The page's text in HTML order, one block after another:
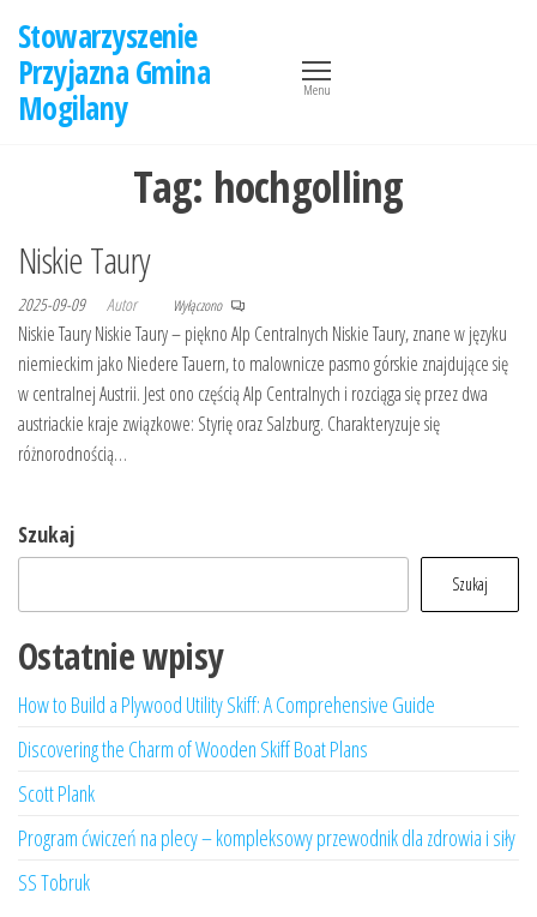
treści
Stowarzyszenie
Przyjazna Gmina
Mogilany
Menu
Tag: hochgolling
Niskie Taury
2025-09-09 Autor Wyłączono
Niskie Taury Niskie Taury – piękno Alp Centralnych Niskie Taury, znane w języku
niemieckim jako Niedere Tauern, to malownicze pasmo górskie znajdujące się
w centralnej Austrii. Jest ono częścią Alp Centralnych i rozciąga się przez dwa
austriackie kraje związkowe: Styrię oraz Salzburg. Charakteryzuje się
różnorodnością…
Szukaj
Szukaj
Ostatnie wpisy
How to Build a Plywood Utility Skiff: A Comprehensive Guide
Discovering the Charm of Wooden Skiff Boat Plans
Scott Plank
Program ćwiczeń na plecy – kompleksowy przewodnik dla zdrowia i siły
SS Tobruk